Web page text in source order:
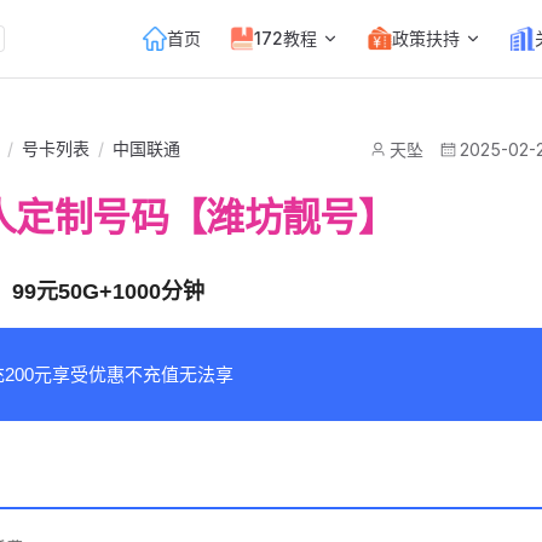
首页 172教程 政策扶持
/ 号卡列表 / 中国联通 天坠 2025-02-
制号码【潍坊靓号】
99元50G+1000分钟
元享受优惠不充值无法享